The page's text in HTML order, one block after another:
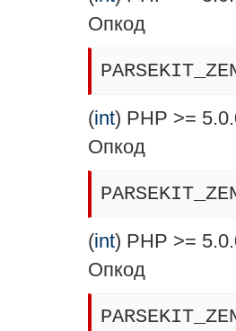
Опкод
(int) PHP >=
Опкод
(int) PHP >=
Опкод